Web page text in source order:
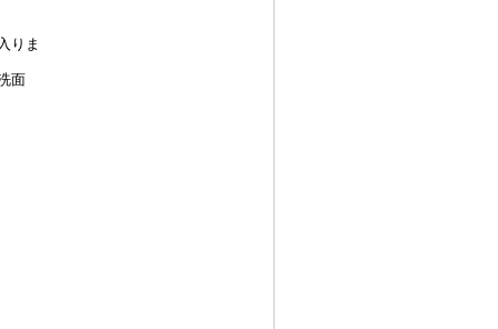
りま
面